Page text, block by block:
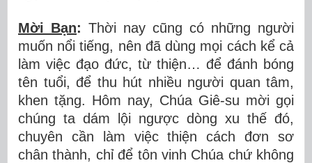
Mời Bạn: Thời nay cũng có những người
muốn nổi tiếng, nên đã dùng mọi cách kể cả
làm việc đạo đức, từ thiện… để đánh bóng
tên tuổi, để thu hút nhiều người quan tâm,
khen tặng. Hôm nay, Chúa Giê-su mời gọi
chúng ta dám lội ngược dòng xu thế đó,
chuyên cần làm việc thiện cách đơn sơ
chân thành, chỉ để tôn vinh Chúa chứ không